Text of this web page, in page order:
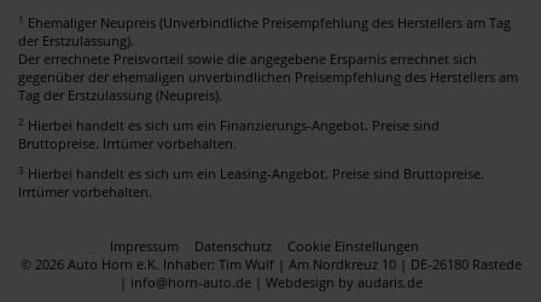
1 Ehemaliger Neupreis (Unverbindliche Preisempfehlung des Herstellers am Tag
der Erstzulassung).
Der errechnete Preisvorteil sowie die angegebene Ersparnis errechnet sich
gegenüber der ehemaligen unverbindlichen Preisempfehlung des Herstellers am
Tag der Erstzulassung (Neupreis).
2 Hierbei handelt es sich um ein Finanzierungs-Angebot. Preise sind
Bruttopreise. Irrtümer vorbehalten.
3 Hierbei handelt es sich um ein Leasing-Angebot. Preise sind Bruttopreise.
Irrtümer vorbehalten.
Impressum Datenschutz
Cookie Einstellungen
© 2026 Auto Horn e.K. Inhaber: Tim Wulf | Am Nordkreuz 10 | DE-26180 Rastede
| info@horn-auto.de | Webdesign by audaris.de